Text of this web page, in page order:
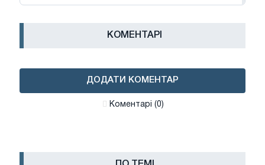
КОМЕНТАРІ
ДОДАТИ КОМЕНТАР
Коментарі (0)